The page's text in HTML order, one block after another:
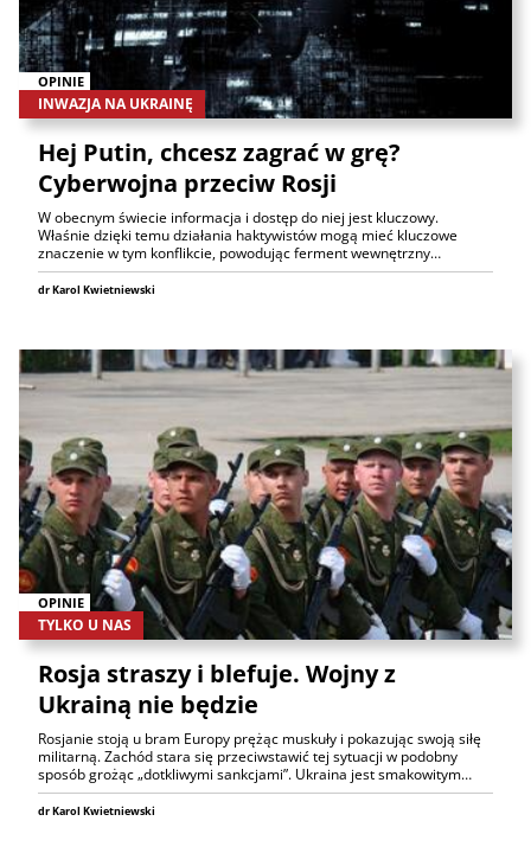
OPINIE
INWAZJA NA UKRAINĘ
Hej Putin, chcesz zagrać w grę?
Cyberwojna przeciw Rosji
W obecnym świecie informacja i dostęp do niej jest kluczowy.
Właśnie dzięki temu działania haktywistów mogą mieć kluczowe
znaczenie w tym konflikcie, powodując ferment wewnętrzny…
dr Karol Kwietniewski
OPINIE
TYLKO U NAS
Rosja straszy i blefuje. Wojny z
Ukrainą nie będzie
Rosjanie stoją u bram Europy prężąc muskuły i pokazując swoją siłę
militarną. Zachód stara się przeciwstawić tej sytuacji w podobny
sposób grożąc „dotkliwymi sankcjami”. Ukraina jest smakowitym…
dr Karol Kwietniewski